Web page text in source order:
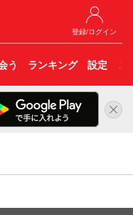
登録/ログイン
う ランキング 設定 こ